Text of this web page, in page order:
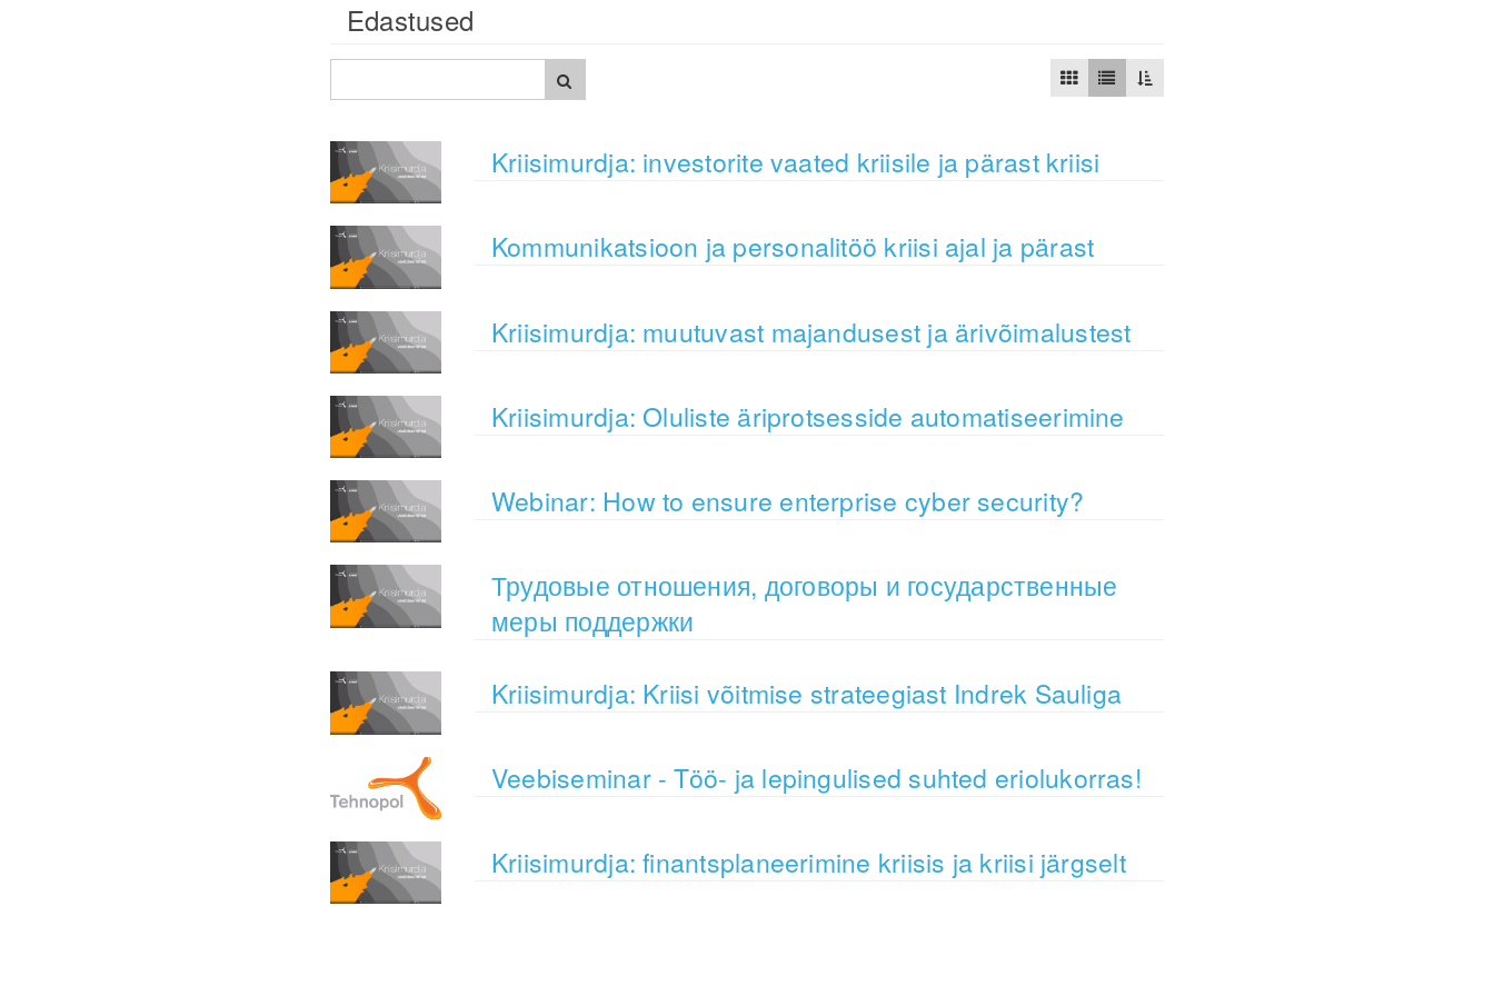
Edastused
Kriisimurdja: investorite vaated kriisile ja pärast kriisi
Kommunikatsioon ja personalitöö kriisi ajal ja pärast
Kriisimurdja: muutuvast majandusest ja ärivõimalustest
Kriisimurdja: Oluliste äriprotsesside automatiseerimine
Webinar: How to ensure enterprise cyber security?
Трудовые отношения, договоры и государственные
меры поддержки
Kriisimurdja: Kriisi võitmise strateegiast Indrek Sauliga
Veebiseminar - Töö- ja lepingulised suhted eriolukorras!
Kriisimurdja: finantsplaneerimine kriisis ja kriisi järgselt